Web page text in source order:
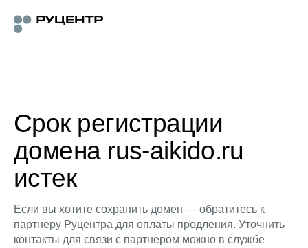
Срок регистрации
домена rus-aikido.ru
истек
Если вы хотите сохранить домен — обратитесь к
партнеру Руцентра для оплаты продления. Уточнить
контакты для связи с партнером можно в службе